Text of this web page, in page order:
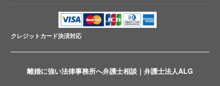
離婚に強い法律事務所へ弁護士相談｜弁護士法人ALG
クレジットカード決済対応